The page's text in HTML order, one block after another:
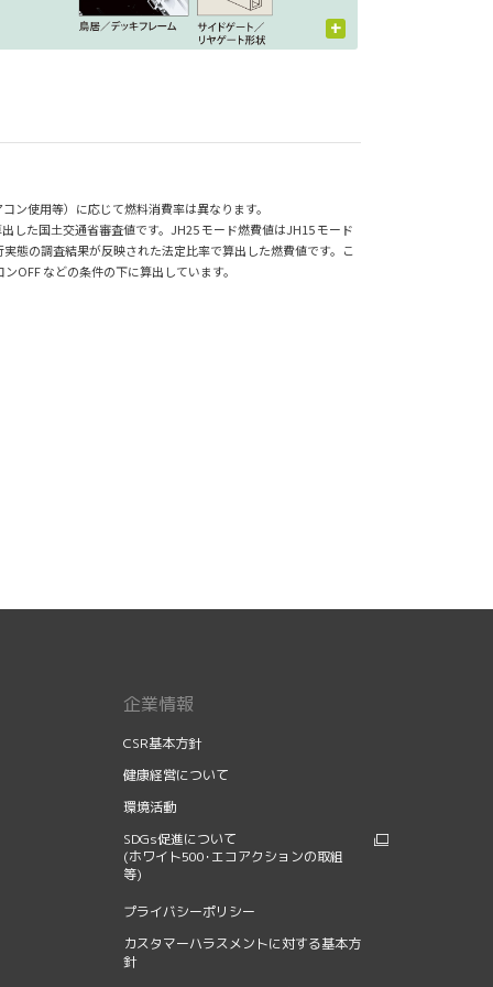
+
使用等）に応じて燃料消費率は異なります。
た国土交通省審査値です。JH25 モード燃費値はJH15 モード
態の調査結果が反映された法定比率で算出した燃費値です。こ
OFF などの条件の下に算出しています。
企業情報
CSR基本方針
健康経営について
環境活動
SDGs促進について
(ホワイト500･エコアクションの取組
等)
プライバシーポリシー
カスタマーハラスメントに対する基本方
針